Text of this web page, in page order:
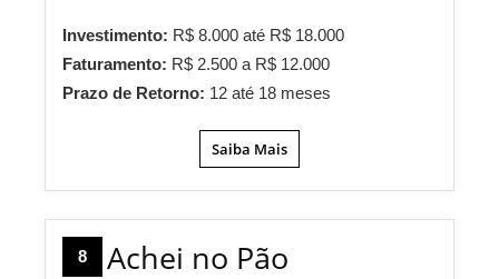
Investimento: R$ 8.000 até R$ 18.000
Faturamento: R$ 2.500 a R$ 12.000
Prazo de Retorno: 12 até 18 meses
Saiba Mais
8 Achei no Pão